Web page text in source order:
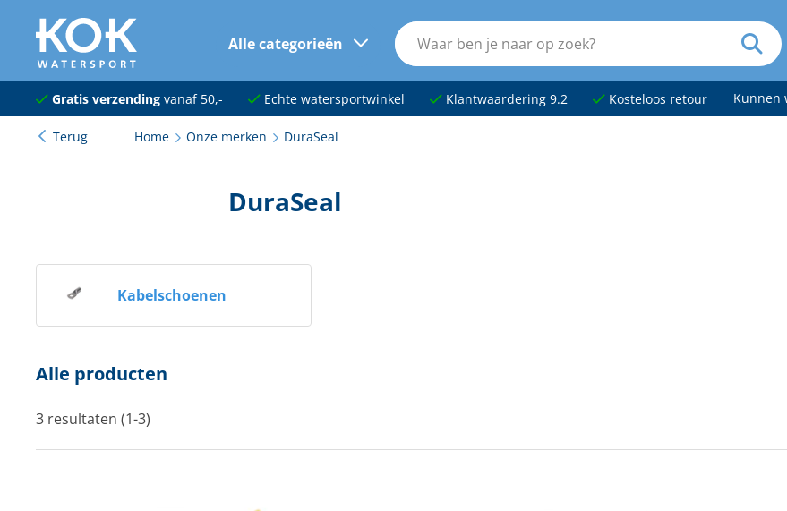
naar hoofdinhoud
Alle categorieën
Navigatie
Dekuitrusting
Elektra
Kleding en schoenen
Kajuit en kombuis
Techniek en motor
Gratis verzendingvanaf 50,- Echte watersportwinkel Klantwaardering 9.2 Kosteloos retour Kunnen
Terug Home Onze merken DuraSeal
DuraSeal
Kabelschoenen
Alle producten
3 resultaten (1-3)